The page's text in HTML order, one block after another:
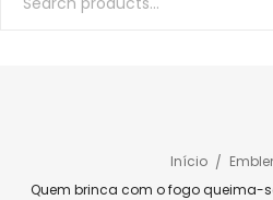
Início
Quem brinca com o fogo queima-